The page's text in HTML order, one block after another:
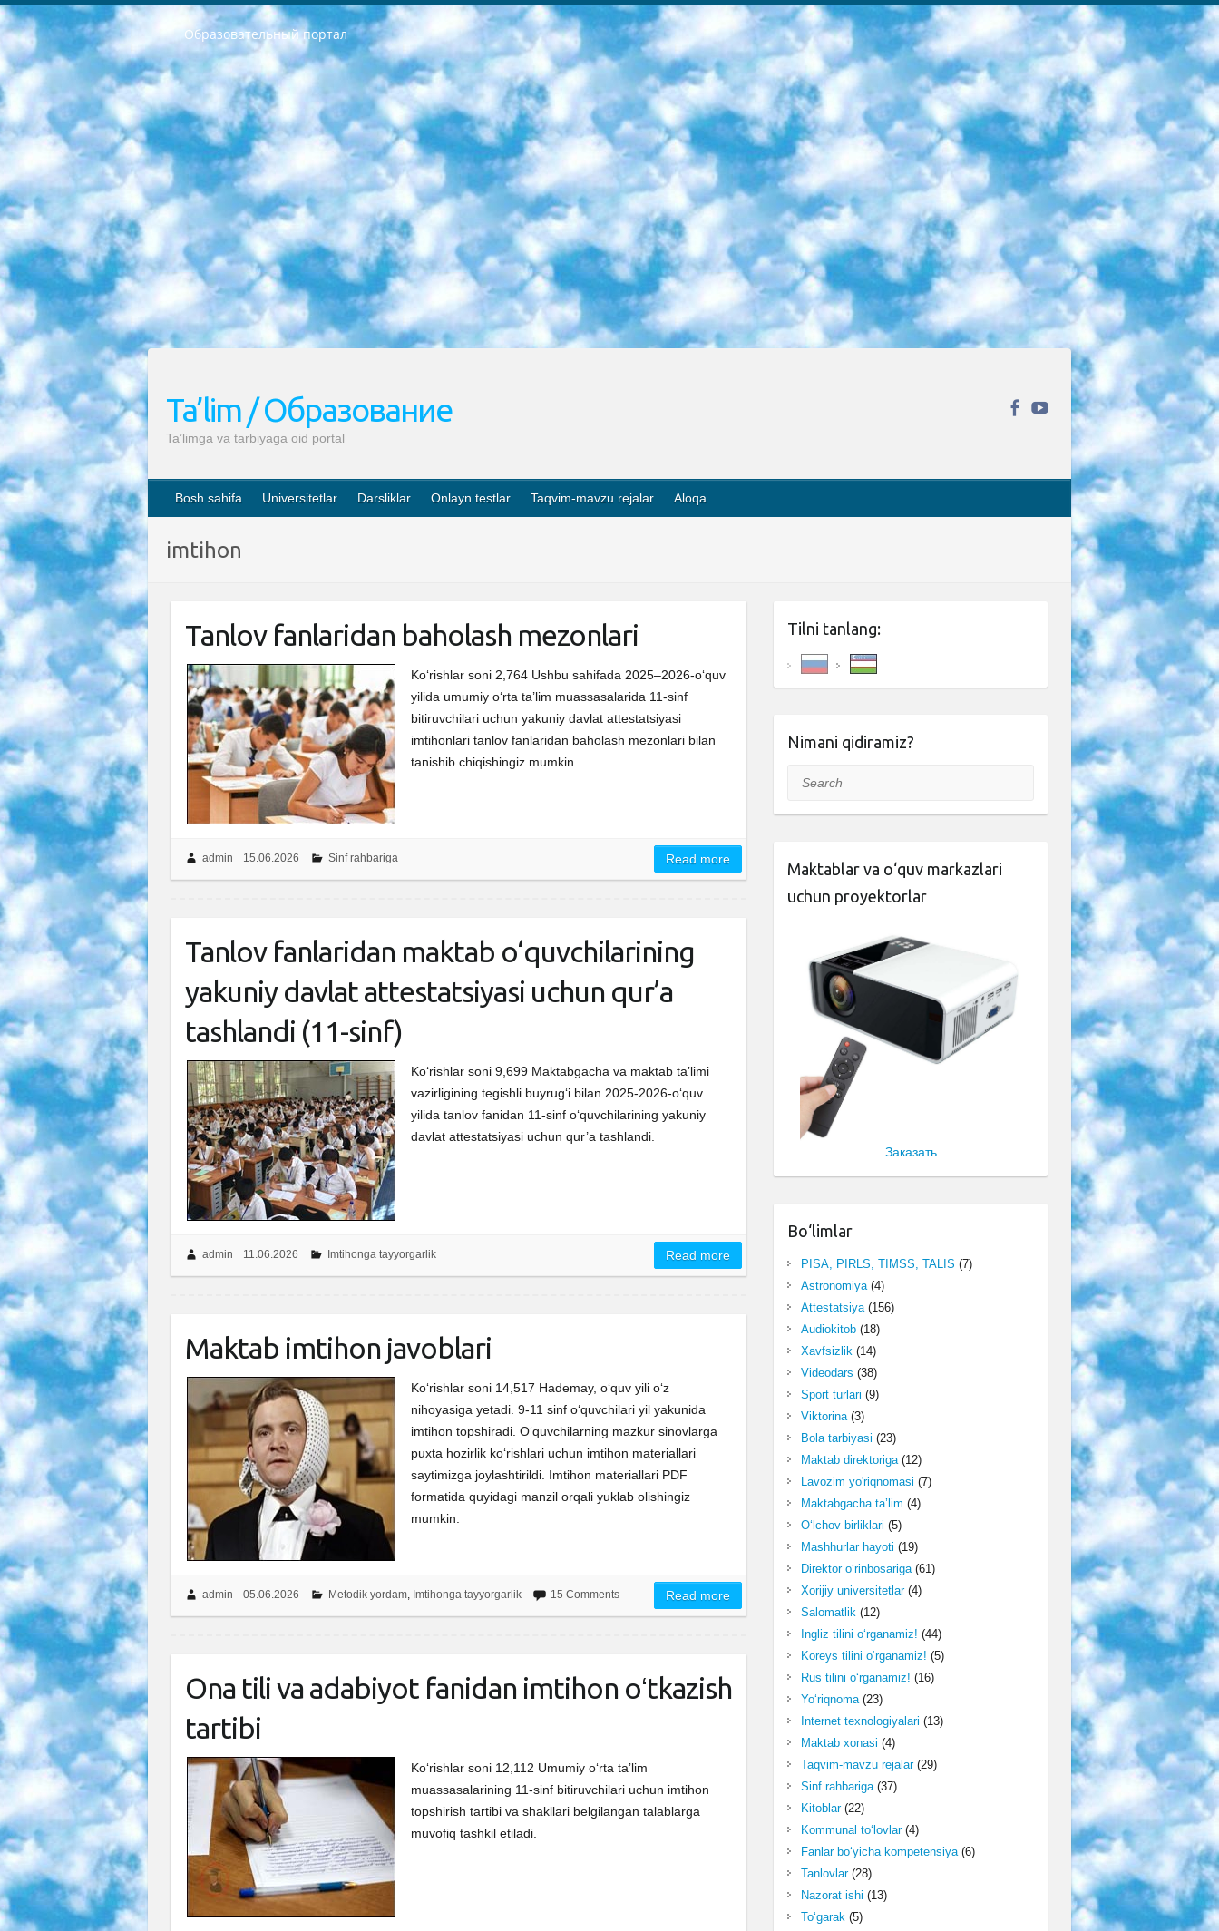
Образовательный портал
РЕСПУБЛИКА УЗБЕКИСТАН МИНИСТРЕРСТВО ДОШКОЛЬНОГО И ШКОЛЬНОГО ОБРАЗОВАНИЯ КОМАНДА в общеобразовательных учреждениях в 2023-2024 учебном году организация и проведение итоговой государственной аттестации обучающихся о Министра дошкольного и школьного образования Республики Узбекистан от 4 марта 2008 года (постановлением Минюста от 20 марта 2008 года № 1778 государственной регистрации) «Итоговое состояние учащихся общего среднего образования на основании положения об утверждении положения об аттестации общего среднего образования выпускной экзамен студентов в образовательных учреждениях в 2023-2024 учебном году В целях организации и прохождения аттестации приказываю: 1. Следующее: перечень предметов, по которым будет проводиться итоговая государственная аттестация и экзамен формы перевода согласно приложению 1; сертификаты международного образца, оценивающие уровень владения иностранными языками перечень согласно приложению 2; 2. Педагогический при специализированных образовательных учреждениях. научно-практический центр квалификации и международной оценки (Д.Давидова) 2024 г. До 25 марта: задания по предметам, по которым будет проводиться итоговая аттестация разработка и утверждение технических условий; итоговая аттестация на основании разработанного предметного задания разработка вопросов по предметам (устно и письменно), экзамен передача; общеобразовательные средние школы и специальные учебные заведения учащиеся выпускных классов школ и интернатов в агентской системе подготовка базы данных экзаменационных материалов и критериев оценки; перевод базы экзаменационных материалов на все языки обучения подать в Республиканский образовательный центр для изготовления; варианты экзаменов на основе разработанных контрольных материалов пусть будут поставлены задачи формирования. 3. Республиканский образовательный центр (Ш.Худайкулов) до 5 апреля 2024 года. до: база данных предоставленных экзаменационных материалов на все языки обучения перевод и экспертиза; для слепых, слабовидящих, глухих, слабослышащих и умственно отсталых детей учащиеся выпускных классов специализированных школ и школ-интернатов база данных экзаменационных материалов на всех преподаваемых языках подготовка критериев оценки; специализированные школы для умственно отсталых детей и технологии для учащихся выпускных классов школ-интернатов разработка соответствующих рекомендаций и критериев проведения ЕГЭ по естествознанию давать задания. 4. Педагогический при специализированных образовательных учреждениях. Научно-практический центр навыков и международной оценки (Д.Давидова), Республика образовательный центр (Худайкулов Ш.) итоговый государственный аттестационный экзамен ориентирован на творческое и логическое мышление при подготовке базы материалов учитывать введение заданий. 5. Следует отметить, что: сертификат государственного образца о знании общеобразовательного предмета и как минимум национальный уровень B1 по предметам на иностранных языках, указанным в Приложении 2. или международно признанный сертификат эквивалентного уровня студенты, изучающие определенный предмет, освобождаются от экзамена; по соответствующим предметам запланирована итоговая государственная аттестация за день до дня, путем жеребьевки Рабочей группой (в письменной форме по предметам, проводимым в форме) из числа сформированных вариантов выбрано 2 варианта; 2 выбранных варианта экзамена анонсированы на официальном сайте министерства и все выпускники по всей стране на основе этих вариантов проводит итоговую государственную аттестацию. 6. Государственное образование учащихся средних общеобразовательных учреждений. знания в соответствии с квалификационными требованиями, которые необходимо приобрести на основании стандартов итоговый (выпускной) контроль для 9 и 11 классов в целях тестирования Экзамены (далее – экзамены) состоят из предметов, перечисленных в приложении 1. будет сделано. 7. Экзамены пройдут с 26 мая по 15 июня 2024 г. (кроме науки физического воспитания). 8. Физическая для учащихся 9 классов общесредних образовательных учреждений. Экзамены по предмету «Образование, квалификация медицина» 1-6 мая 2024 года. сотрудники перевести под присмотр (с отклонениями в физическом или умственном развитии) специализированная школа для детей, школы-интернаты и со сколиозом школы-интернаты санаторного типа для больных детей исключены). 9. Он был слепым, слабовидящим и имел нарушения опорно-двигательного аппарата. экзамены в специализированных школах и интернатах для детей должны проводиться исходя из требований, предъявляемых к общеобразовательным учреждениям (физкультура кроме науки). 10. Специализированная школа для глухих и слабослышащих детей. и экзамены в интернатах и быть реализован в виде письменного теста по математике. 11. Специальность для умственно отсталых детей. Для 9 класса Родной язык и литературное письмо Государственный язык (язык обучения – узбекский). для неклассов) написано Математическое письмо Письменная/устная история Узбекистана Физическое воспитание практично Итоговый контроль Для 11 класса Написание родного языка и литературы (эссе) Математическое письмо Узбекский язык (обучение на узбекском языке) не посещающее общее среднее образование для учреждений)/Образовательное учреждение выбор письменный и устный Иностранный язык письменный/устный Письменная/устная история Узбекистана *По выбору студента:  Химия  Физика  Основы государственного права  География 10 бесплатных образовательных ресурсов - Мы составили подборку онлайн-проектов с интерактивными упражнениями, видеолекциями и статьями. Они помогут вам обрести новые и освежить старые знания бесплатно. 1. «ИНТУИТ» Старейшая образовательная площадка Рунета. Здесь вы найдёте сотни текстовых и видеокурсов на десятки различных тем — от программирования до психологии. Многие курсы подготовлены российскими университетами и крупными международными компаниями вроде Intel и Microsoft. Самостоятельное обучение бесплатное, но желающие могут оплатить услуги персональных наставников. 2. «Смартия» знакомит с актуальными профессиями и подсказывает, как им обучаться. Выбрав заинтересовавшую вас специальность — SMM-специалист, фотограф, веб-дизайнер или другую, — увидите список необходимых для неё умений. Чтобы вы могли освоить их самостоятельно, для каждого умения площадка отображает подборку ссылок на учебные материалы. Хотя «Смартия» ориентируется на русскоязычную аудиторию, часть контента всё же доступна только на английском. 3. «Лекторий Физтеха» Проект Московского физико-технического института (Физтеха). С его помощью вы можете смотреть онлайн серии лекций, записанные на видео в этом вузе. В числе доступных предметов — физика, биология, химия, информационные технологии и другие. К некоторым лекциям администрация ресурса прилагает готовые конспекты, которые можно скачивать в PDF-формате. 4. ITMOcourses Онлайн-площадка Санкт-Петербургского национального исследовательского университета информационных технологий, механики и оптики (ИТМО). Ресурс предоставляет свободный доступ к курсам, разработанным в этом вузе. Каталог материалов разбит на четыре категории: «Оптические системы и технологии», «Приборостроение и робототехника», «Информационные технологии» и «Биотехнологии». Курсы состоят из видеолекций, интерактивных демонстраций и заданий. 5. «КиберЛенинка» Электронная научная библиотека открытого доступа. Каталог площадки регулярно обрастает текстами статей из различных научных изданий. Сгруппированные по журналам и рубрикам публикации можно читать онлайн или скачивать целиком в PDF-формате. Проект нацелен на популяризацию науки за счёт открытого доступа к качественной информации. 6. «ПостНаука» На этом ресурсе публикуют подборки видеолекций, составленные экспертами из разных отраслей и объединённые общими темами. Среди них, к примеру, есть серии «Биоинформатика и геномика», «Культура средневековой Скандинавии» и Cinema Studies о теории кино. Каждая подборка лекций — логически связанная история, рассказанная экспертом от первого лица. Кроме того, на сайте появляются научно-образовательные статьи и тесты на разные темы. 7. «Newочём» Команда проекта «Newочём» отбирает самые интересные тексты из англоязычных СМИ и переводит те из них, за которые голосуют участники сообщества «ВКонтакте». По большей части это научно-популярные статьи. Редакторы придумывают лишь заголовки, в остальном содержание переводов соответствует оригиналам. Полные тексты можно читать прямо в социальной сети. 8. InternetUrok Онлайн-база материалов по основным дисциплинам школьной программы. Информация на сайте структурирована по классам, предметам и темам (урокам). Каждый урок состоит из видеолекций и конспектов. Есть также интерактивные тренажёры и тесты для закрепления пройденного материала. Даже если вы давно окончили школу, возможность повторить программу старших классов всегда может пригодиться. 9. Edutainme Ещё один ресурс об образовании. В отличие от Newtonew, как мне кажется, Edutainme больше ориентируется на представителей индустрии: педагогов, предпринимателей, разработчиков образовательных проектов. Но и любой, кто просто стремится к саморазвитию, найдёт на сайте много полезного и интересного для себя. Например, информацию о новых курсах и образовательных сервисах. 10. Newtonew Онлайн-медиа об образовании и обучении в широком смысле. Авторы Newtonew пишут об инструментах, заведениях, тактиках и стратегиях, которые помогают учить других и получать новые знания самостоятельно. На этой площадке вы найдёте новости, обзоры, аналитические мат
Ta’lim / Образование
Ta’limga va tarbiyaga oid portal
Bosh sahifa Universitetlar Darsliklar Onlayn testlar Taqvim-mavzu rejalar Aloqa
imtihon
Tanlov fanlaridan baholash mezonlari
Ko‘rishlar soni 2,764 Ushbu sahifada 2025–2026-o‘quv
yilida umumiy o‘rta ta’lim muassasalarida 11-sinf
bitiruvchilari uchun yakuniy davlat attestatsiyasi
imtihonlari tanlov fanlaridan baholash mezonlari bilan
tanishib chiqishingiz mumkin.
admin 15.06.2026 Sinf rahbariga Read more
Tanlov fanlaridan maktab o‘quvchilarining
yakuniy davlat attestatsiyasi uchun qur’a
tashlandi (11-sinf)
Ko‘rishlar soni 9,699 Maktabgacha va maktab taʼlimi
vazirligining tegishli buyrugʻi bilan 2025-2026-oʻquv
yilida tanlov fanidan 11-sinf o‘quvchilarining yakuniy
davlat attestatsiyasi uchun qur’a tashlandi.
admin 11.06.2026 Imtihonga tayyorgarlik Read more
Maktab imtihon javoblari
Ko‘rishlar soni 14,517 Hademay, o‘quv yili o‘z
nihoyasiga yetadi. 9-11 sinf o‘quvchilari yil yakunida
imtihon topshiradi. O‘quvchilarning mazkur sinovlarga
puxta hozirlik ko‘rishlari uchun imtihon materiallari
saytimizga joylashtirildi. Imtihon materiallari PDF
formatida quyidagi manzil orqali yuklab olishingiz
mumkin.
admin 05.06.2026 Metodik yordam, Imtihonga tayyorgarlik 15 Comments Read more
Ona tili va adabiyot fanidan imtihon oʻtkazish
tartibi
Ko‘rishlar soni 12,112 Umumiy oʻrta taʼlim
muassasalarining 11-sinf bitiruvchilari uchun imtihon
topshirish tartibi va shakllari belgilangan talablarga
muvofiq tashkil etiladi.
Tilni tanlang:
Nimani qidiramiz?
Search
Maktablar va o‘quv markazlari
uchun proyektorlar
Заказать
Bo‘limlar
PISA, PIRLS, TIMSS, TALIS (7)
Astronomiya(4)
Attestatsiya(156)
Audiokitob(18)
Xavfsizlik(14)
Videodars (38)
Sport turlari (9)
Viktorina(3)
Bola tarbiyasi (23)
Maktab direktoriga(12)
Lavozim yo'riqnomasi (7)
Maktabgacha ta’lim (4)
O‘lchov birliklari (5)
Mashhurlar hayoti (19)
Direktor o‘rinbosariga(61)
Xorijiy universitetlar(4)
Salomatlik(12)
Ingliz tilini o‘rganamiz! (44)
Koreys tilini o‘rganamiz! (5)
Rus tilini o‘rganamiz! (16)
Yo‘riqnoma(23)
Internet texnologiyalari (13)
Maktab xonasi (4)
Taqvim-mavzu rejalar(29)
Sinf rahbariga(37)
Kitoblar(22)
Kommunal to‘lovlar(4)
Fanlar bo‘yicha kompetensiya(6)
Tanlovlar(28)
Nazorat ishi (13)
To‘garak(5)